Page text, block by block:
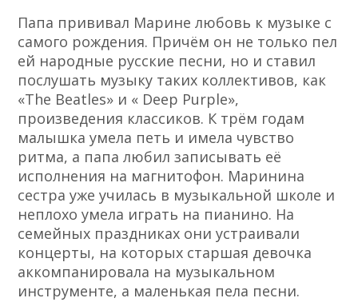
Папа прививал Марине любовь к музыке с
самого рождения. Причём он не только пел
ей народные русские песни, но и ставил
послушать музыку таких коллективов, как
«The Beatles» и « Deep Purple»,
произведения классиков. К трём годам
малышка умела петь и имела чувство
ритма, а папа любил записывать её
исполнения на магнитофон. Маринина
сестра уже училась в музыкальной школе и
неплохо умела играть на пианино. На
семейных праздниках они устраивали
концерты, на которых старшая девочка
аккомпанировала на музыкальном
инструменте, а маленькая пела песни.